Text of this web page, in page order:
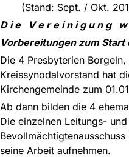
(Stand: Sept. / Okt.
D i e V e r e i n i g u n g
Vorbereitungen zum
Die 4 Presbyterien
Kreissynodalvorstand hat
Kirchengemeinde zum
Ab dann bilden die 4
Die einzelnen Leitungs-
seine Arbeit aufnehmen.